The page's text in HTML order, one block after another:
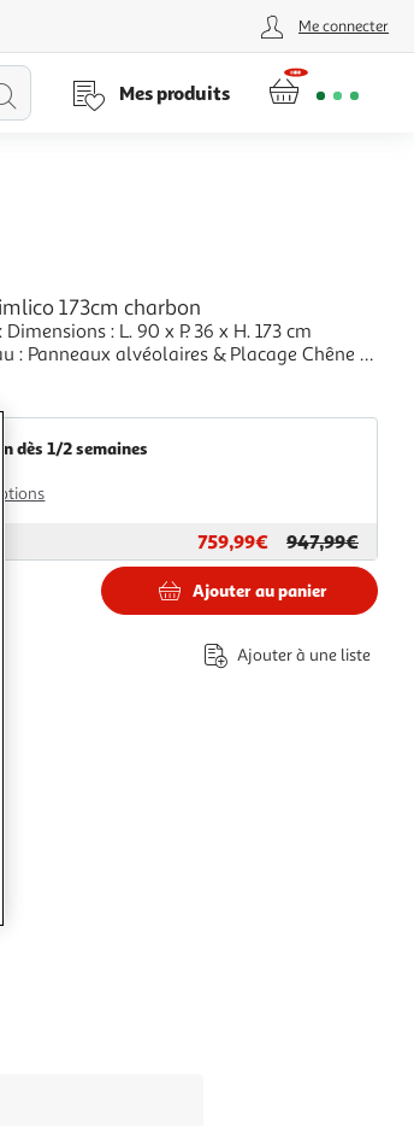
Me connecter
Mes produits
173cm charbon
: L. 90 x P. 36 x H. 173 cm
+ du produit : 4 Niveaux Matériaux &
stabilité Designé par Leonhard
Fabriq
dès 1/2 semaines
759,99€
947,99€
Ajouter au panier
Ajouter à une liste